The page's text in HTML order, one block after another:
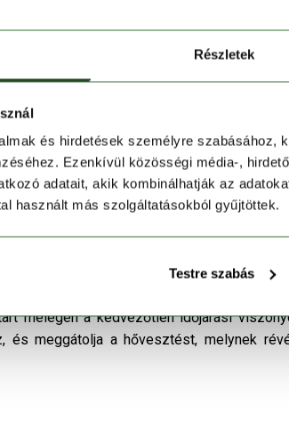
Részletek
és hirdetések személyre szabásához,
Ezenkívül közösségi média-,
adatait, akik kombinálhatják az
használt más szolgáltatásokból gyűjtöttek.
Testre szabás
Fleece Jacketférfipolár felső
elférnek értékeid, az elasztikus
a hideg széltől. A felső technikai
és melegen tart anélkül, hogy súlyos
A cipzáras főnyílás
mandzsettái pedig precízen
illetve megakadályozva az ujjak
melegen a kedvezőtlen időjárási
és meggátolja a hővesztést, melynek